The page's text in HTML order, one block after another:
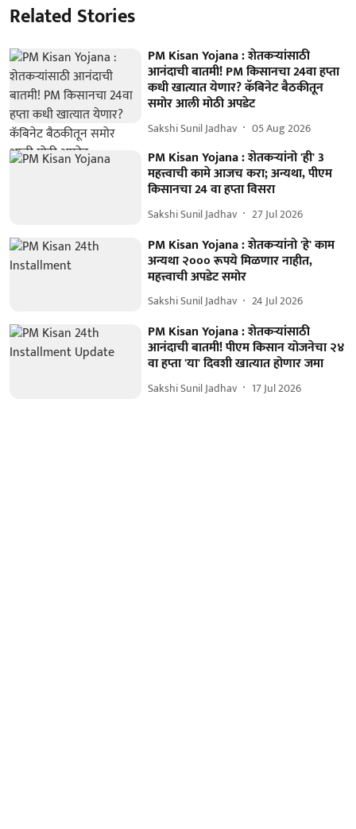
Related Stories
PM Kisan Yojana : शेतकऱ्यांसाठी
आनंदाची बातमी! PM किसानचा 24वा हप्ता
कधी खात्यात येणार? कॅबिनेट बैठकीतून
समोर आली मोठी अपडेट
Sakshi Sunil Jadhav 05 Aug 2026
PM Kisan Yojana : शेतकऱ्यांनो 'ही' 3
महत्त्वाची कामे आजच करा; अन्यथा, पीएम
किसानचा 24 वा हप्ता विसरा
Sakshi Sunil Jadhav 27 Jul 2026
PM Kisan Yojana : शेतकऱ्यांनो 'हे' काम
अन्यथा २००० रूपये मिळणार नाहीत,
महत्त्वाची अपडेट समोर
Sakshi Sunil Jadhav 24 Jul 2026
PM Kisan Yojana : शेतकऱ्यांसाठी
आनंदाची बातमी! पीएम किसान योजनेचा २४
वा हप्ता 'या' दिवशी खात्यात होणार जमा
Sakshi Sunil Jadhav 17 Jul 2026